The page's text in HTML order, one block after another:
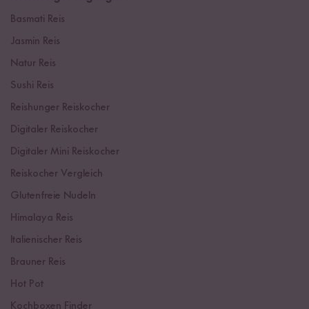
Basmati Reis
Jasmin Reis
Natur Reis
Sushi Reis
Reishunger Reiskocher
Digitaler Reiskocher
Digitaler Mini Reiskocher
Reiskocher Vergleich
Glutenfreie Nudeln
Himalaya Reis
Italienischer Reis
Brauner Reis
Hot Pot
Kochboxen Finder